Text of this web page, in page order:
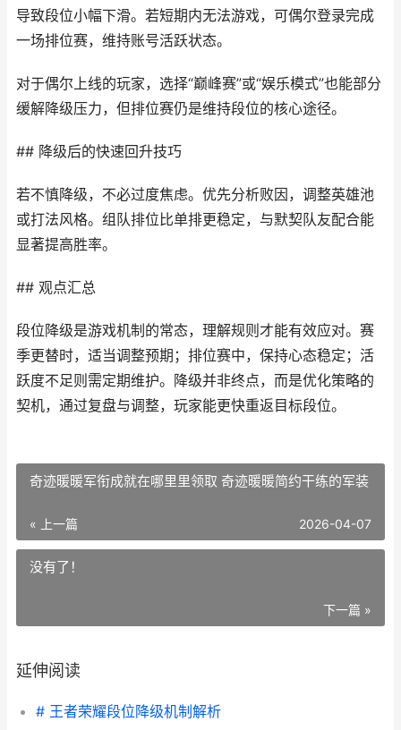
导致段位小幅下滑。若短期内无法游戏，可偶尔登录完成
一场排位赛，维持账号活跃状态。
对于偶尔上线的玩家，选择“巅峰赛”或“娱乐模式”也能部分
缓解降级压力，但排位赛仍是维持段位的核心途径。
## 降级后的快速回升技巧
若不慎降级，不必过度焦虑。优先分析败因，调整英雄池
或打法风格。组队排位比单排更稳定，与默契队友配合能
显著提高胜率。
## 观点汇总
段位降级是游戏机制的常态，理解规则才能有效应对。赛
季更替时，适当调整预期；排位赛中，保持心态稳定；活
跃度不足则需定期维护。降级并非终点，而是优化策略的
契机，通过复盘与调整，玩家能更快重返目标段位。
奇迹暖暖军衔成就在哪里里领取 奇迹暖暖简约干练的军装
« 上一篇 2026-04-07
没有了！
下一篇 »
延伸阅读
# 王者荣耀段位降级机制解析